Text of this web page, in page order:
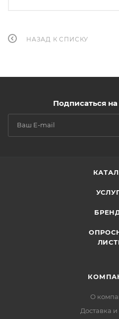
НАЗАД К СПИСКУ
Подписаться
О
Доставка и